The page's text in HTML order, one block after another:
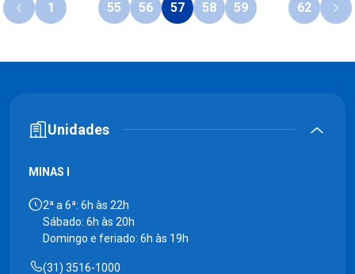
1 55 56 57 58 59 62
Unidades
MINAS I
2ª a 6ª: 6h às 22h
Sábado: 6h às 20h
Domingo e feriado: 6h às 19h
(31) 3516-1000